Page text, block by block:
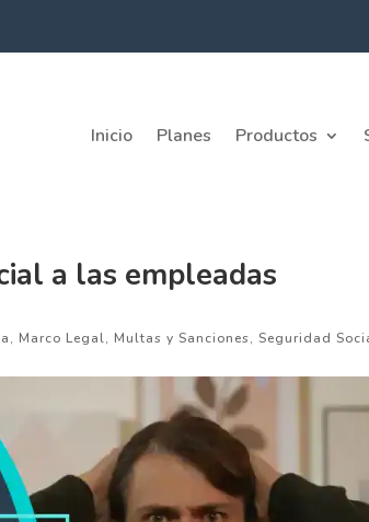
Inicio Planes Productos
a las empleadas
, Marco Legal, Multas y Sanciones,Seguridad